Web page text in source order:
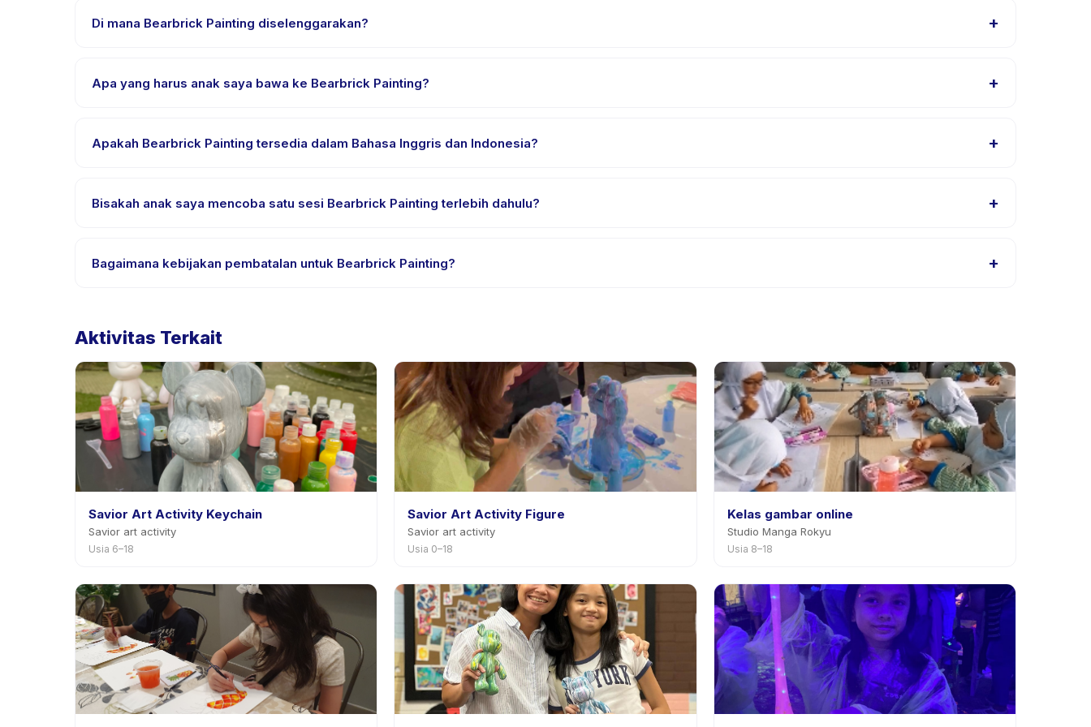
setelah pembayaran berhasil.
Di mana Bearbrick Painting diselenggarakan? +
Apa yang harus anak saya bawa ke Bearbrick Painting? +
Apakah Bearbrick Painting tersedia dalam Bahasa Inggris dan Indonesia? +
bahasa yang didukung.
Bisakah anak saya mencoba satu sesi Bearbrick Painting terlebih dahulu? +
Bagaimana kebijakan pembatalan untuk Bearbrick Painting? +
Aktivitas Terkait
Savior Art Activity Keychain
Savior art activity
Usia 6–18
Savior Art Activity Figure
Savior art activity
Usia 0–18
Kelas gambar online
Studio Manga Rokyu
Usia 8–18